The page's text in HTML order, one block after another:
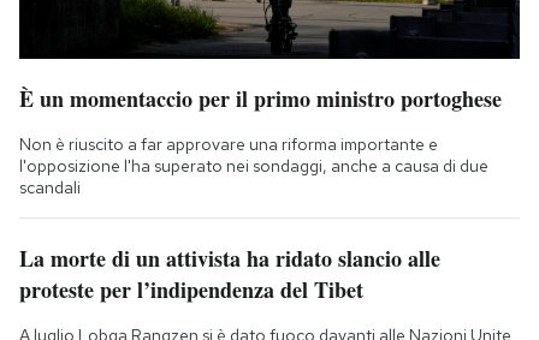
È un momentaccio per il primo ministro portoghese
Non è riuscito a far approvare una riforma importante e
l'opposizione l'ha superato nei sondaggi, anche a causa di due
scandali
La morte di un attivista ha ridato slancio alle
proteste per l’indipendenza del Tibet
A luglio Lobga Rangzen si è dato fuoco davanti alle Nazioni Unite